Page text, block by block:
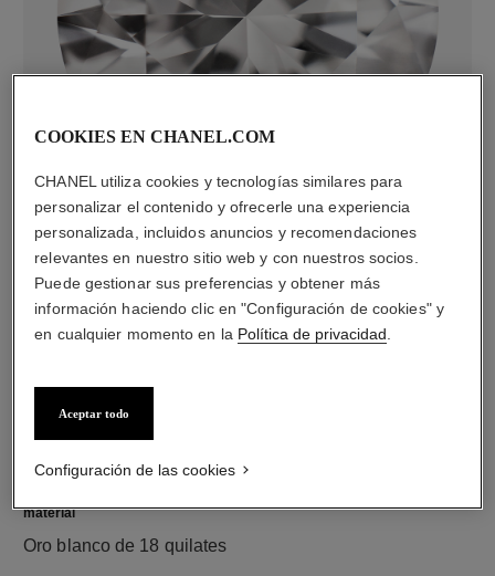
diamantes
entre los que se incluye 1 diamante central talla brillante
de 0,25 quilate certificado por el GIA
Las características de cada pieza pueden variar**
material
Oro blanco de 18 quilates
COOKIES EN CHANEL.COM
CHANEL utiliza cookies y tecnologías similares para
personalizar el contenido y ofrecerle una experiencia
personalizada, incluidos anuncios y recomendaciones
relevantes en nuestro sitio web y con nuestros socios.
Puede gestionar sus preferencias y obtener más
información haciendo clic en "Configuración de cookies" y
en cualquier momento en la Política de privacidad
Aceptar todo
Configuración de las cookies